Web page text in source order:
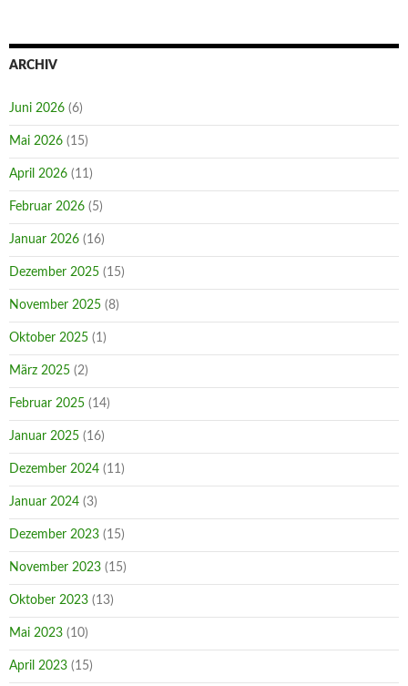
ARCHIV
Juni 2026 (6)
Mai 2026 (15)
April 2026 (11)
Februar 2026 (5)
Januar 2026 (16)
Dezember 2025 (15)
November 2025 (8)
Oktober 2025 (1)
März 2025 (2)
Februar 2025 (14)
Januar 2025 (16)
Dezember 2024 (11)
Januar 2024 (3)
Dezember 2023 (15)
November 2023 (15)
Oktober 2023 (13)
Mai 2023 (10)
April 2023 (15)